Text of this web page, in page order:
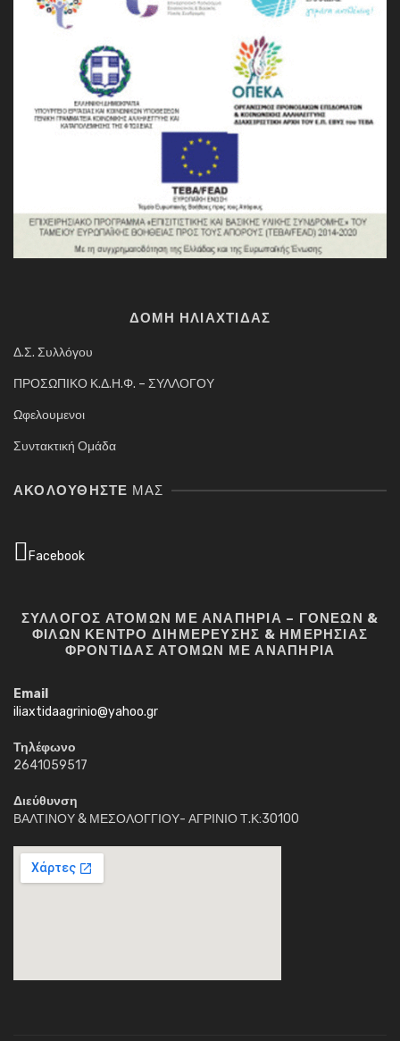
ΔΟΜΗ ΗΛΙΑΧΤΙΔΑΣ
Δ.Σ. Συλλόγου
ΠΡΟΣΩΠΙΚΟ Κ.Δ.Η.Φ. – ΣΥΛΛΟΓΟΥ
Ωφελουμενοι
Συντακτική Ομάδα
ΑΚΟΛΟΥΘΉΣΤΕ ΜΑΣ
Facebook
ΣΥΛΛΟΓΟΣ ΑΤΟΜΩΝ ΜΕ ΑΝΑΠΗΡΙΑ – ΓΟΝΕΩΝ &
ΦΙΛΩΝ ΚΕΝΤΡΟ ΔΙΗΜΕΡΕΥΣΗΣ & ΗΜΕΡΗΣΙΑΣ
ΦΡΟΝΤΙΔΑΣ ΑΤΟΜΩΝ ΜΕ ΑΝΑΠΗΡΙΑ
Email
iliaxtidaagrinio@yahoo.gr
Τηλέφωνο
2641059517
Διεύθυνση
ΒΑΛΤΙΝΟΥ & ΜΕΣΟΛΟΓΓΙΟΥ- ΑΓΡΙΝΙΟ Τ.Κ:30100